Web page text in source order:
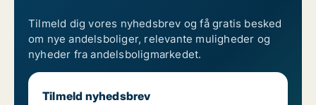
Tilmeld dig vores nyhedsbrev og få gratis besked
om nye andelsboliger, relevante muligheder og
nyheder fra andelsboligmarkedet.
Tilmeld nyhedsbrev